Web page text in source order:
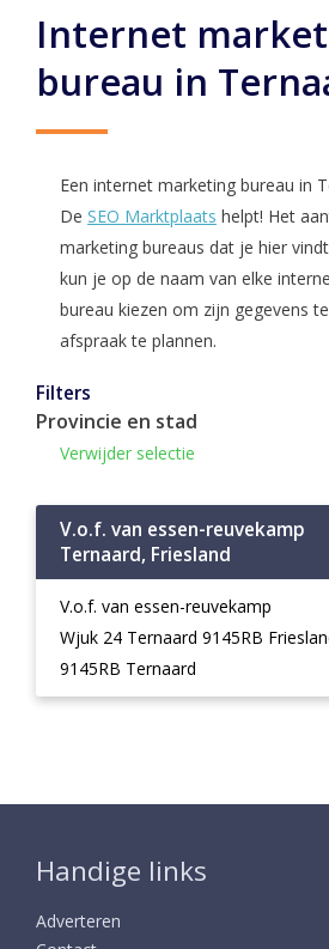
Internet
bureau in
Een internet marketing bureau in
De SEO Marktplaats helpt! Het
marketing bureaus dat je hier
kun je op de naam van elke
bureau kiezen om zijn gegevens
afspraak te plannen.
Filters
Provincie en stad
Verwijder selectie
V.o.f. van essen-reuvekamp
Ternaard, Friesland
V.o.f. van essen-reuvekamp
Wjuk 24 Ternaard 9145RB
9145RB Ternaard
Handige links
Adverteren